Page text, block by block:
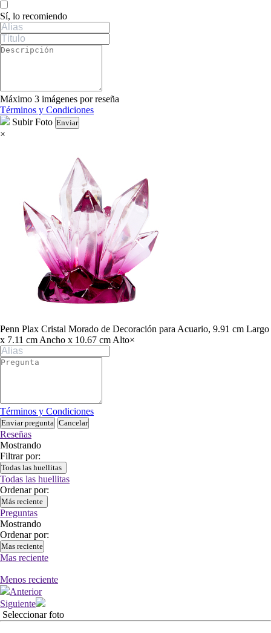
Sí, lo recomiendo
Máximo 3 imágenes por reseña
Términos y Condiciones
Subir Foto Enviar
×
Penn Plax Cristal Morado de Decoración para Acuario, 9.91 cm Largo
x 7.11 cm Ancho x 10.67 cm Alto×
Términos y Condiciones
Enviar pregunta Cancelar
Reseñas
Mostrando
Filtrar por:
Todas las huellitas
Todas las huellitas
Ordenar por:
Más reciente
Preguntas
Mostrando
Ordenar por:
Mas reciente
Mas reciente
Menos reciente
Anterior
Siguiente
Seleccionar foto